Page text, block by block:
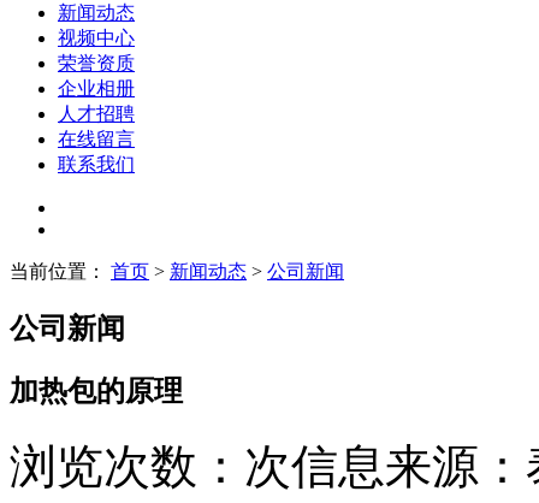
新闻动态
视频中心
荣誉资质
企业相册
人才招聘
在线留言
联系我们
当前位置： 首页 > 新闻动态 > 公司新闻
公司新闻
加热包的原理
浏览次数： 次信息来源